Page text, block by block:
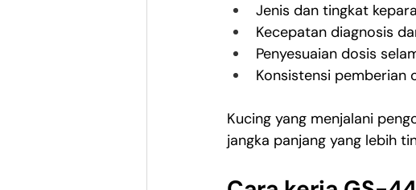
Jenis dan tingkat
Kecepatan diagnosis
Penyesuaian dosis
Konsistensi pemberian
Kucing yang menjalani
jangka panjang yang lebih